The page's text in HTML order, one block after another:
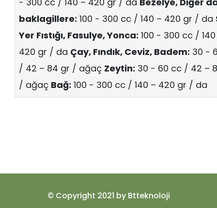
baklagillere: 100 - 300 cc / 140 – 420 gr / da
Yer Fıstığı, Fasulye, Yonca: 100 - 300 cc /
420 gr / da Çay, Fındık, Ceviz, Badem: 30 -
/ 42 – 84 gr / ağaç Zeytin: 30 - 60 cc / 42 –
/ ağaç Bağ: 100 - 300 cc / 140 – 420 gr / da
© Copyright 2021 by Btteknoloji